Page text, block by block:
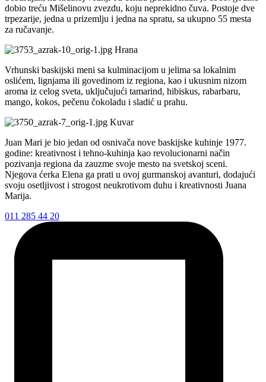
dobio treću Mišelinovu zvezdu, koju neprekidno čuva. Postoje dve
trpezarije, jedna u prizemlju i jedna na spratu, sa ukupno 55 mesta
za ručavanje.
Hrana
Vrhunski baskijski meni sa kulminacijom u jelima sa lokalnim
oslićem, lignjama ili govedinom iz regiona, kao i ukusnim nizom
aroma iz celog sveta, uključujući tamarind, hibiskus, rabarbaru,
mango, kokos, pečenu čokoladu i sladić u prahu.
Kuvar
Juan Mari je bio jedan od osnivača nove baskijske kuhinje 1977.
godine: kreativnost i tehno-kuhinja kao revolucionarni način
pozivanja regiona da zauzme svoje mesto na svetskoj sceni.
Njegova ćerka Elena ga prati u ovoj gurmanskoj avanturi, dodajući
svoju osetljivost i strogost neukrotivom duhu i kreativnosti Juana
Marija.
011 285 44 20